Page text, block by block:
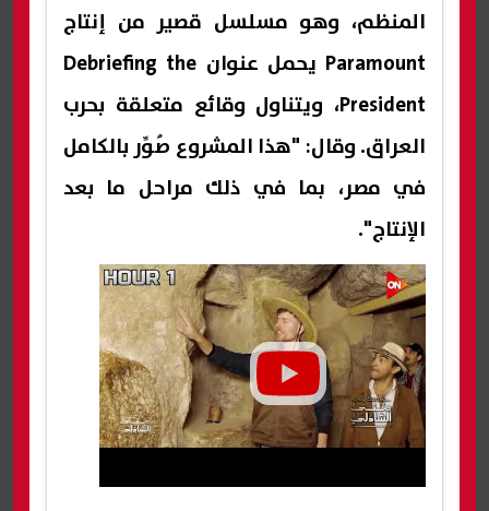
المنظم، وهو مسلسل قصير من إنتاج
Paramount يحمل عنوان Debriefing the
President، ويتناول وقائع متعلقة بحرب
العراق. وقال: "هذا المشروع صُوِّر بالكامل
في مصر، بما في ذلك مراحل ما بعد
الإنتاج".